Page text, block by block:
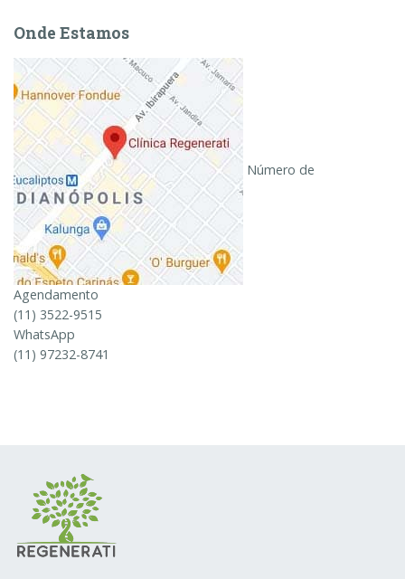
Onde Estamos
Número de
Agendamento
(11) 3522-9515
WhatsApp
(11) 97232-8741